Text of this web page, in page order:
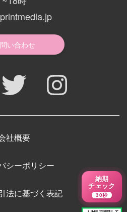
い合わせ
社概要
シーポリシー
法に基づく表記
納期
チェック
30秒